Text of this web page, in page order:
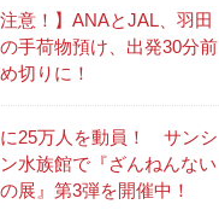
注意！】ANAとJAL、羽田
手荷物預け、出発30分前
切りに！
25万人を動員！ サンシ
水族館で『ざんねんない
展』第3弾を開催中！